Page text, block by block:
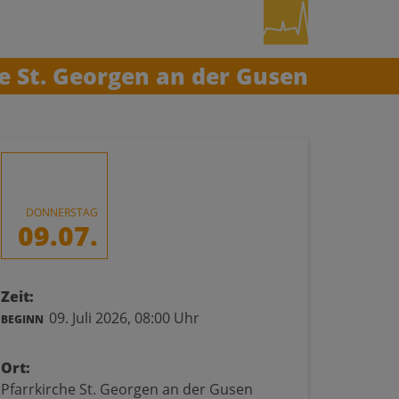
St. Georgen an der Gusen
DONNERSTAG
09.07.
Zeit:
BEGINN 09. Juli 2026, 08:00 Uhr
Ort:
Pfarrkirche St. Georgen an der Gusen